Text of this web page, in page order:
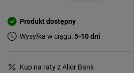
Produkt dostępny
Wysyłka w ciągu:5-10 dni
Kup na raty z Alior Bank